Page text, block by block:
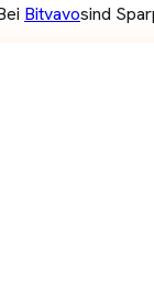
Bitvavosind